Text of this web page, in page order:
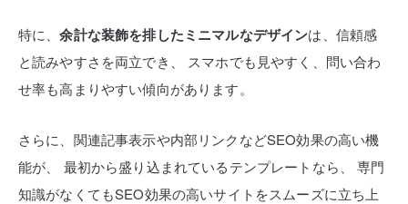
特に、余計な装飾を排したミニマルなデザインは、信頼感
と読みやすさを両立でき、
スマホでも見やすく、問い合わ
せ率も高まりやすい傾向があります。
さらに、関連記事表示や内部リンクなどSEO効果の高い機
能が、
最初から盛り込まれているテンプレートなら、
専門
知識がなくてもSEO効果の高いサイトをスムーズに立ち上